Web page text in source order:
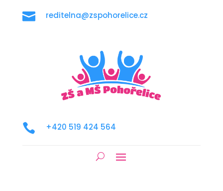
 reditelna@zspohorelice.cz
 +420 519 424 564